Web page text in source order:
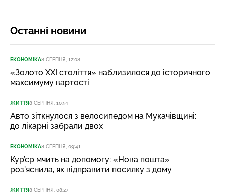
Останні новини
ЕКОНОМІКА8 СЕРПНЯ, 12:08
«Золото XXI століття» наблизилося до історичного
максимуму вартості
ЖИТТЯ8 СЕРПНЯ, 10:54
Авто зіткнулося з велосипедом на Мукачівщині:
до лікарні забрали двох
ЕКОНОМІКА8 СЕРПНЯ, 09:41
Кур’єр мчить на допомогу: «Нова пошта»
роз’яснила, як відправити посилку з дому
ЖИТТЯ8 СЕРПНЯ, 08:27